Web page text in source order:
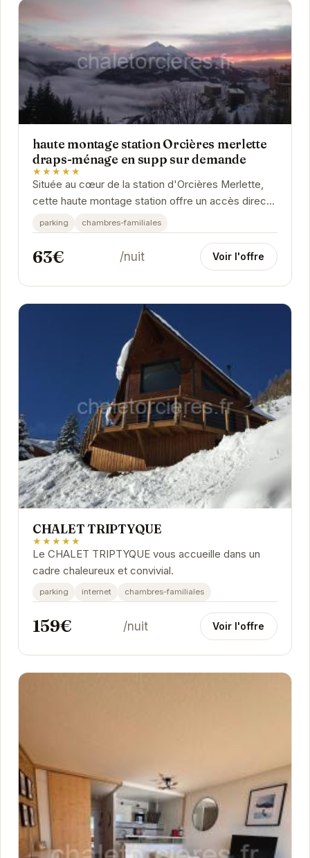
haute montage station Orcières merlette
draps-ménage en supp sur demande
★★★★★
Située au cœur de la station d'Orcières Merlette,
cette haute montage station offre un accès direct
aux pistes de ski et des vues panoramiques...
parking chambres-familiales
63€ /nuit Voir l'offre
CHALET TRIPTYQUE
★★★★★
Le CHALET TRIPTYQUE vous accueille dans un
cadre chaleureux et convivial.
parking internet chambres-familiales
159€ /nuit Voir l'offre